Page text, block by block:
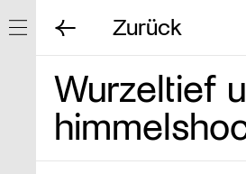
Navigation
Zurück
Wurzeltief